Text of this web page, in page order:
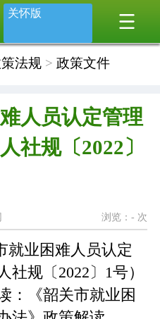
关怀版
法规> 政策文件
人员认定管理
社规〔2022〕
浏览：- 次
就业困难人员认定
规〔2022〕1号）
：
《韶关市就业困